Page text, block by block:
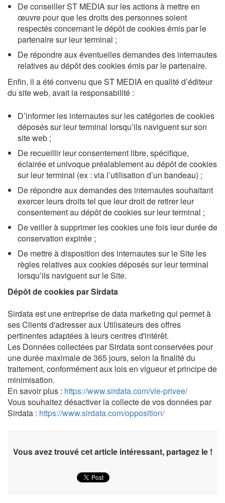
De conseiller ST MEDIA sur les actions à mettre en
œuvre pour que les droits des personnes soient
respectés concernant le dépôt de cookies émis par le
partenaire sur leur terminal ;
De répondre aux éventuelles demandes des internautes
relatives au dépôt des cookies émis par le partenaire.
Enfin, il a été convenu que ST MEDIA en qualité d’éditeur
du site web, avait la responsabilité :
D’informer les internautes sur les catégories de cookies
déposés sur leur terminal lorsqu’ils naviguent sur son
site web ;
De recueillir leur consentement libre, spécifique,
éclairée et univoque préalablement au dépôt de cookies
sur leur terminal (ex : via l’utilisation d’un bandeau) ;
De répondre aux demandes des internautes souhaitant
exercer leurs droits tel que leur droit de retirer leur
consentement au dépôt de cookies sur leur terminal ;
De veiller à supprimer les cookies une fois leur durée de
conservation expirée ;
De mettre à disposition des internautes sur le Site les
règles relatives aux cookies déposés sur leur terminal
lorsqu’ils naviguent sur le Site.
Dépôt de cookies par Sirdata
Sirdata est une entreprise de data marketing qui permet à
ses Clients d'adresser aux Utilisateurs des offres
pertinentes adaptées à leurs centres d'intérêt.
Les Données collectées par Sirdata sont conservées pour
une durée maximale de 365 jours, selon la finalité du
traitement, conformément aux lois en vigueur et principe de
minimisation.
En savoir plus : https://www.sirdata.com/vie-privee/
Vous souhaitez désactiver la collecte de vos données par
Sirdata : https://www.sirdata.com/opposition/
Vous avez trouvé cet article intéressant, partagez le !